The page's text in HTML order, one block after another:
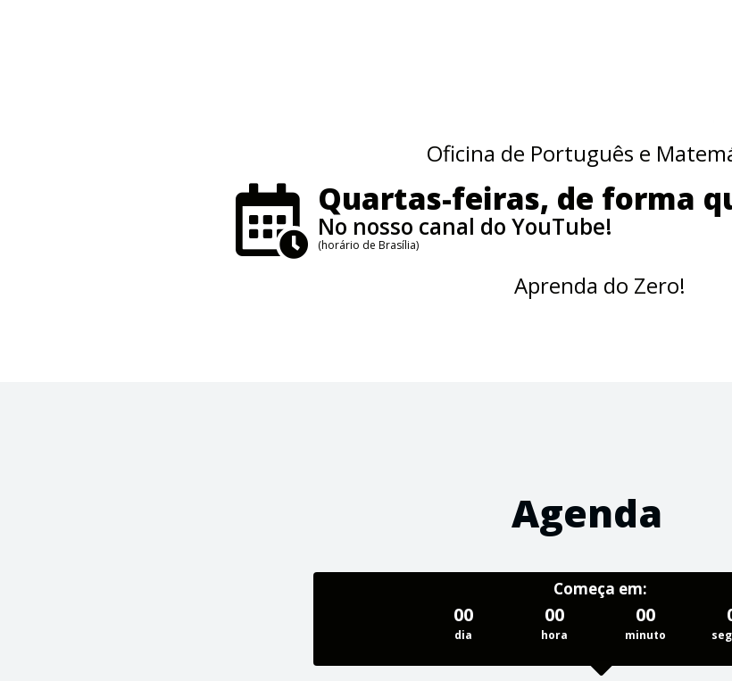
Oficina de Português e
Quartas-feiras, de forma
No nosso canal do YouTube!
(horário de Brasília)
Aprenda do Zero!
Agenda
Começa em:
00
dia
00
hora
00
minuto